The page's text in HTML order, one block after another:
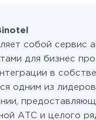
при
собой сервис
для бизнес
в
одним из
АТС и целого